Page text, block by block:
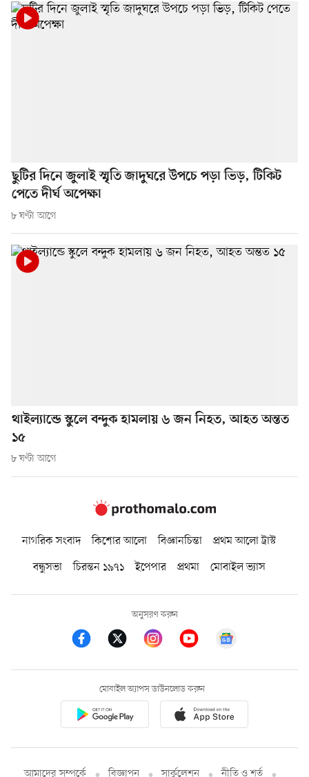
ছুটির দিনে জুলাই স্মৃতি জাদুঘরে উপচে পড়া ভিড়, টিকিট
পেতে দীর্ঘ অপেক্ষা
৮ ঘণ্টা আগে
থাইল্যান্ডে স্কুলে বন্দুক হামলায় ৬ জন নিহত, আহত অন্তত
১৫
৮ ঘণ্টা আগে
নাগরিক সংবাদ কিশোর আলো বিজ্ঞানচিন্তা
প্রথম আলো ট্রাস্ট
বন্ধুসভা
চিরন্তন ১৯৭১ ইপেপার প্রথমা মোবাইল ভ্যাস
অনুসরণ করুন
মোবাইল অ্যাপস ডাউনলোড করুন
আমাদের সম্পর্কে বিজ্ঞাপন সার্কুলেশন নীতি ও শর্ত